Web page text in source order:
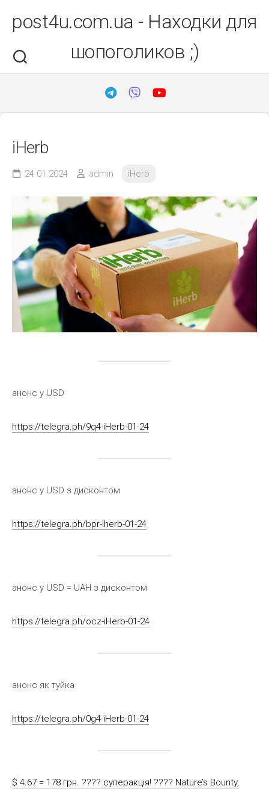
вмістуpost4u.com.ua - Находки для
шопоголиков ;)
iHerb
24.01.2024 admin iHerb
анонс у USD
https://telegra.ph/9q4-iHerb-01-24
анонс у USD з дисконтом
https://telegra.ph/bpr-Iherb-01-24
анонс у USD = UAH з дисконтом
https://telegra.ph/ocz-iHerb-01-24
анонс як туйка
https://telegra.ph/0g4-iHerb-01-24
$ 4.67 = 178 грн. ???? cуперакція! ???? Nature’s Bounty,